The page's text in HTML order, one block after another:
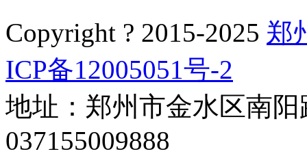
Copyright ? 2015-2025 郑
ICP备12005051号-2
地址：郑州市金水区南
037155009888